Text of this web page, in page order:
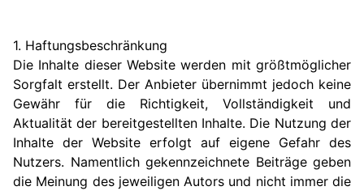
1. Haftungsbeschränkung
Die Inhalte dieser Website werden mit größtmöglicher
Sorgfalt erstellt. Der Anbieter übernimmt jedoch keine
Gewähr für die Richtigkeit, Vollständigkeit und
Aktualität der bereitgestellten Inhalte. Die Nutzung der
Inhalte der Website erfolgt auf eigene Gefahr des
Nutzers. Namentlich gekennzeichnete Beiträge geben
die Meinung des jeweiligen Autors und nicht immer die